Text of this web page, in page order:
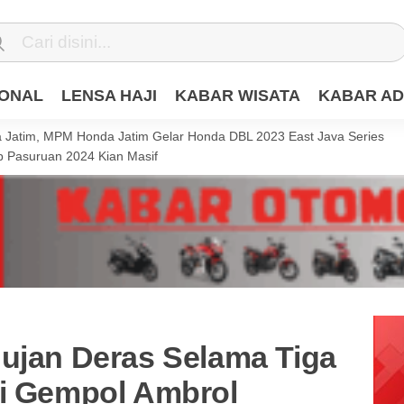
LENSA HAJI KABAR WISATA KABAR
MPM Honda Jatim Gelar Honda DBL 2023 East Java Series
Pasuruan 2024 Kian Masif
Deras Selama Tiga
Gempol Ambrol